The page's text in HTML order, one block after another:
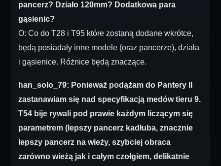
pancerz? Działo 120mm? Dodatkowa para
gąsienic?
O: Co do T28 i T95 które zostaną dodane wkrótce,
będą posiadały inne modele (oraz pancerze), działa
i gąsienice. Różnice będą znaczące.
han_solo_79: Ponieważ podążam do Pantery II
zastanawiam się nad specyfikacją medów tieru 9.
T54 bije rywali pod prawie każdym liczącym się
parametrem (lepszy pancerz kadłuba, znacznie
lepszy pancerz na wieży, szybciej obraca
zarówno wieżą jak i całym czołgiem, delikatnie